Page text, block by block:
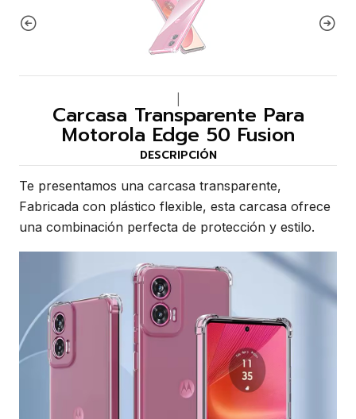
Carcasa Transparente Para
Motorola Edge 50 Fusion
DESCRIPCIÓN
Te presentamos una carcasa transparente,
Fabricada con plástico flexible, esta carcasa ofrece
una combinación perfecta de protección y estilo.